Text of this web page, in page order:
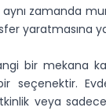
zamanda
yaratmasına
bir mekana
seçenektir.
veya